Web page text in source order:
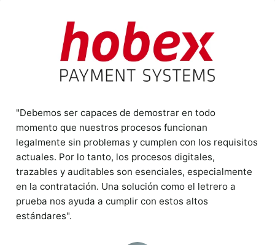
"Debemos ser capaces de demostrar en todo
momento que nuestros procesos funcionan
legalmente sin problemas y cumplen con los requisitos
actuales. Por lo tanto, los procesos digitales,
trazables y auditables son esenciales, especialmente
en la contratación. Una solución como el letrero a
prueba nos ayuda a cumplir con estos altos
estándares".